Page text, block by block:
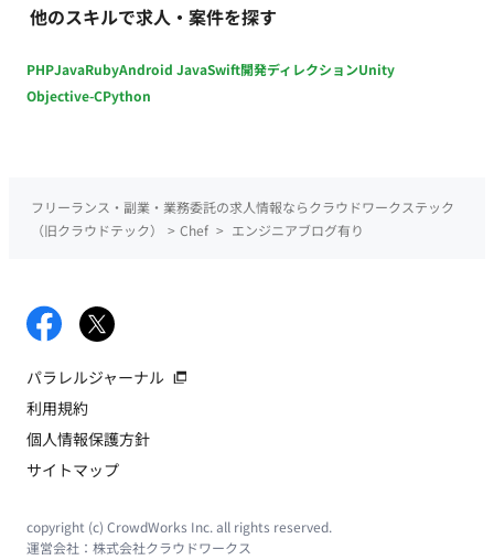
他のスキルで求人・案件を探す
PHPJavaRubyAndroid JavaSwift開発ディレクションUnity
Objective-CPython
フリーランス・副業・業務委託の求人情報ならクラウドワークステック
（旧クラウドテック）
> Chef > エンジニアブログ有り
パラレルジャーナル
利用規約
個人情報保護方針
サイトマップ
copyright (c) CrowdWorks Inc. all rights reserved.
運営会社： 株式会社クラウドワークス